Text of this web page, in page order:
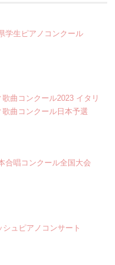
学生ピアノコンクール
歌曲コンクール2023 イタリ
歌曲コンクール日本予選
合唱コンクール全国大会
シュピアノコンサート